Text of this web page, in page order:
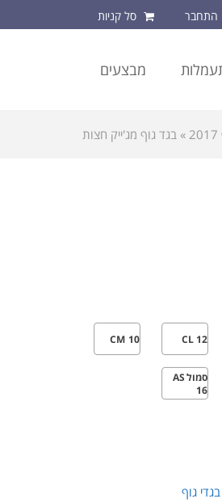
התחבר סל קניות
מבצעים
» בגד גוף מג'ייק חצות
CL 12
CM 10
סמול AS
16
בגדי גוף